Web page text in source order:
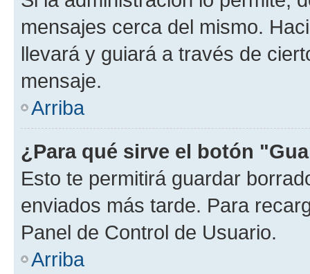
mensajes cerca del mismo.
llevará y guiará a través de
mensaje.
Arriba
¿Para qué sirve el botón
Esto te permitirá guardar
enviados más tarde. Para
Panel de Control de Usuario.
Arriba